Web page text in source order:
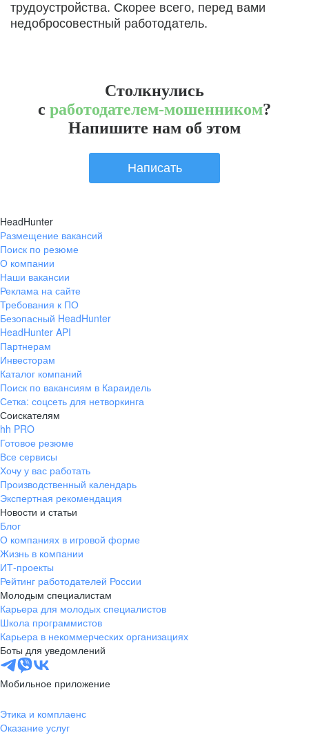
трудоустройства. Скорее всего, перед вами
недобросовестный работодатель.
Столкнулись
с работодателем-мошенником?
Напишите нам об этом
Написать
HeadHunter
Размещение вакансий
Поиск по резюме
О компании
Наши вакансии
Реклама на сайте
Требования к ПО
Безопасный HeadHunter
HeadHunter API
Партнерам
Инвесторам
Каталог компаний
Поиск по вакансиям в Караидель
Сетка: соцсеть для нетворкинга
Соискателям
hh PRO
Готовое резюме
Все сервисы
Хочу у вас работать
Производственный календарь
Экспертная рекомендация
Новости и статьи
Блог
О компаниях в игровой форме
Жизнь в компании
ИТ-проекты
Рейтинг работодателей России
Молодым специалистам
Карьера для молодых специалистов
Школа программистов
Карьера в некоммерческих организациях
Боты для уведомлений
Мобильное приложение
Этика и комплаенс
Оказание услуг